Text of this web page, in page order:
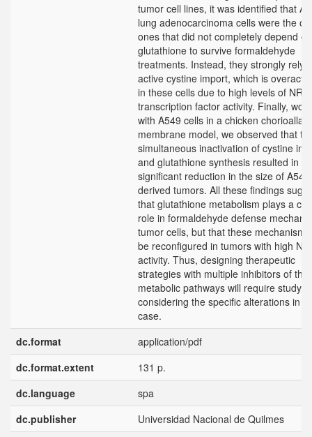
tumor cell lines, it was identified that
lung adenocarcinoma cells were the
ones that did not completely depend on
glutathione to survive formaldehyde
treatments. Instead, they strongly rely
active cystine import, which is
in these cells due to high levels of
transcription factor activity. Finally,
with A549 cells in a chicken
membrane model, we observed that
simultaneous inactivation of cystine
and glutathione synthesis resulted in a
significant reduction in the size of
derived tumors. All these findings
that glutathione metabolism plays a
role in formaldehyde defense
tumor cells, but that these
be reconfigured in tumors with high
activity. Thus, designing therapeutic
strategies with multiple inhibitors of
metabolic pathways will require
considering the specific alterations in
case.
dc.format
application/pdf
dc.format.extent
131 p.
dc.language
spa
dc.publisher
Universidad Nacional de Quilmes